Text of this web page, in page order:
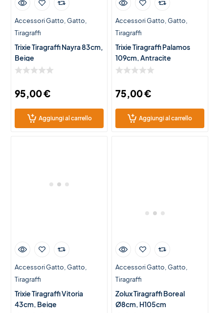
Accessori Gatto Gatto
Tiragraffi
Trixie Tiragraffi Nayra 83cm,
Beige
95,00€
Aggiungi al carrello
Accessori Gatto Gatto
Tiragraffi
Trixie Tiragraffi Palamos
109cm, Antracite
75,00€
Aggiungi al carrello
Accessori Gatto Gatto
Tiragraffi
Trixie Tiragraffi Vitoria
43cm, Beige
Accessori Gatto Gatto
Tiragraffi
Zolux Tiragraffi Boreal
Ø8cm, H105cm